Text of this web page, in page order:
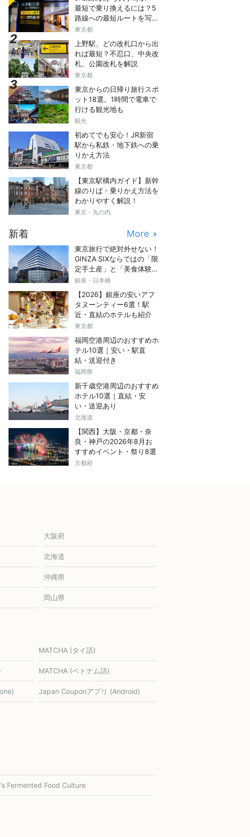
最短で乗り換えるには？5
路線への最短ルートを写真
つきでご紹介
東京都
上野駅、どの改札口から出
れば最短？不忍口、中央改
札、公園改札を解説
東京都
東京からの日帰り旅行スポ
ット18選。1時間で電車で
行ける観光地も
観光
初めてでも安心！JR新宿
駅から私鉄・地下鉄への乗
りかえ方法
東京都
【東京駅構内ガイド】新幹
線のりば・乗りかえ方法を
わかりやすく解説！
東京・丸の内
新着 More
東京旅行で絶対外せない！
GINZA SIXならではの「限
定手土産」と「美食体験」
完全ガイド
銀座・日本橋
【2026】銀座の安いアフ
タヌーンティー6選！駅
近・直結のホテルも紹介
東京都
福岡空港周辺のおすすめホ
テル10選｜安い・駅直
結・送迎付き
福岡県
新千歳空港周辺のおすすめ
ホテル10選｜直結・安
い・送迎あり
北海道
【関西】大阪・京都・奈
良・神戸の2026年8月お
すすめイベント・祭り8選
京都府
大阪府
北海道
沖縄県
岡山県
MATCHA (タイ語)
MATCHA (ベトナム語)
Japan Couponアプリ (Android)
Fermented Food Culture